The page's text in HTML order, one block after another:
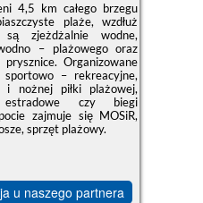
4,5 km całego brzegu
plaże, wzdłuż
są zjeżdżalnie wodne,
– plażowego oraz
Organizowane
– rekreacyjne,
i nożnej piłki plażowej,
estradowe czy biegi
zajmuje się MOSiR,
sprzęt plażowy.
u naszego partnera